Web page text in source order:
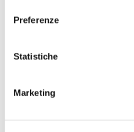
Preferenze
Statistiche
Marketing
distensione lirica, movimenti
carattere motorio, con
serie di maschere bizzarre,